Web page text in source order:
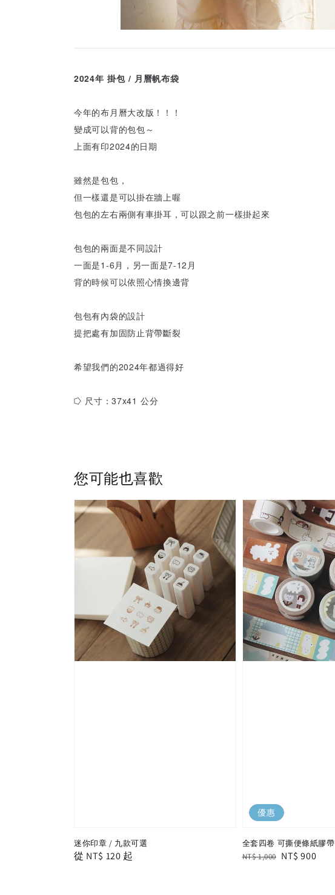
2024年 掛包 / 月曆帆布袋
今年的布月曆大改版！！！
變成可以背的包包～
上面有印2024的日期
雖然是包包，
但一樣還是可以掛在牆上喔
包包的左右兩側有車掛耳，可以跟之前一樣掛起來
包包的兩面是不同設計
一面是1-6月，另一面是7-12月
背的時候可以依照心情換邊背
包包有內袋的設計
提把處有加固防止背帶斷裂
希望我們的2024年都過得好
⭔ 尺寸：37x41 公分
您可能也喜歡
迷你印章 / 九款可選
Regular
從 NT$ 120 起
優惠
全套四卷 可撕便條紙膠帶
Regular
NT$ 1,000 Sale
NT$ 900